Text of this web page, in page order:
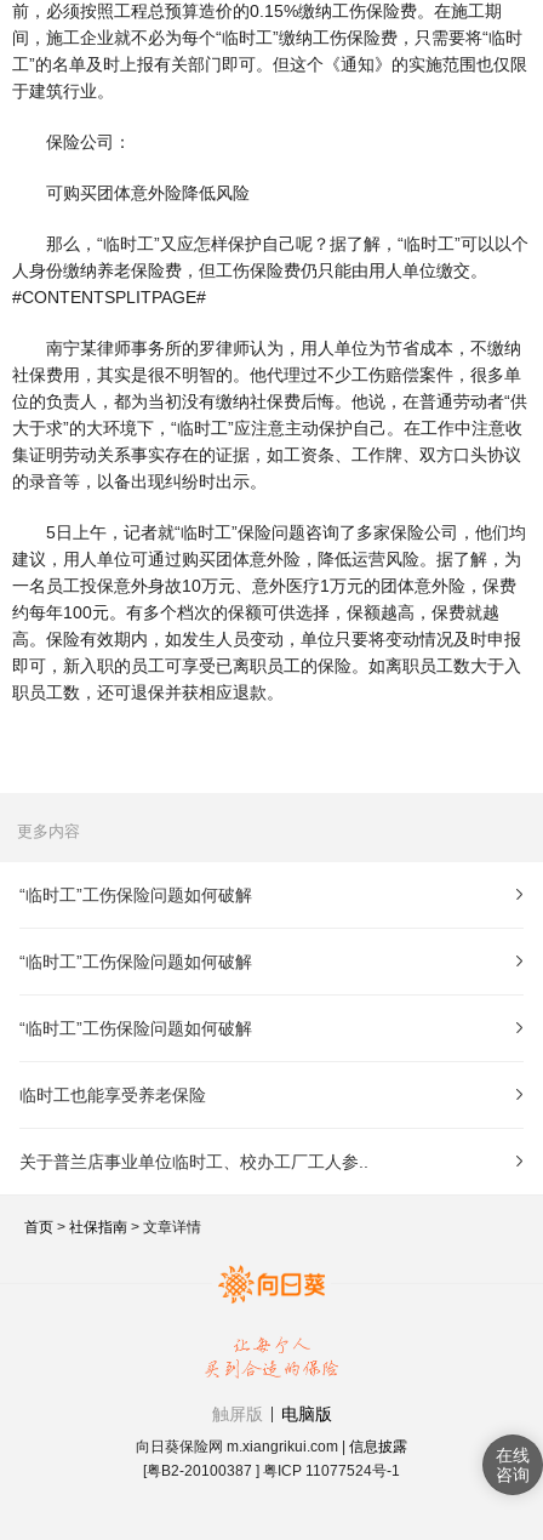
前，必须按照工程总预算造价的0.15%缴纳工伤保险费。在施工期
间，施工企业就不必为每个“临时工”缴纳工伤保险费，只需要将“临时
工”的名单及时上报有关部门即可。但这个《通知》的实施范围也仅限
于建筑行业。
保险公司：
可购买团体意外险降低风险
那么，“临时工”又应怎样保护自己呢？据了解，“临时工”可以以个
人身份缴纳养老保险费，但工伤保险费仍只能由用人单位缴交。
#CONTENTSPLITPAGE#
南宁某律师事务所的罗律师认为，用人单位为节省成本，不缴纳
社保费用，其实是很不明智的。他代理过不少工伤赔偿案件，很多单
位的负责人，都为当初没有缴纳社保费后悔。他说，在普通劳动者“供
大于求”的大环境下，“临时工”应注意主动保护自己。在工作中注意收
集证明劳动关系事实存在的证据，如工资条、工作牌、双方口头协议
的录音等，以备出现纠纷时出示。
5日上午，记者就“临时工”保险问题咨询了多家保险公司，他们均
建议，用人单位可通过购买团体意外险，降低运营风险。据了解，为
一名员工投保意外身故10万元、意外医疗1万元的团体意外险，保费
约每年100元。有多个档次的保额可供选择，保额越高，保费就越
高。保险有效期内，如发生人员变动，单位只要将变动情况及时申报
即可，新入职的员工可享受已离职员工的保险。如离职员工数大于入
职员工数，还可退保并获相应退款。
更多内容
“临时工”工伤保险问题如何破解
“临时工”工伤保险问题如何破解
“临时工”工伤保险问题如何破解
临时工也能享受养老保险
关于普兰店事业单位临时工、校办工厂工人参..
首页 > 社保指南 > 文章详情
触屏版 电脑版
向日葵保险网 m.xiangrikui.com | 信息披露
[粤B2-20100387 ] 粤ICP 11077524号-1